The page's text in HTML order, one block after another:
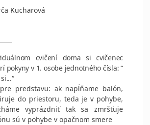
Kucharová
cvičení doma si cvičenec
pokyny v 1. osobe jednotného čísla: “
predstavu: ak napĺňame balón,
do priestoru, teda je v pohybe,
vyprázdniť tak sa zmršťuje
sú v pohybe v opačnom smere